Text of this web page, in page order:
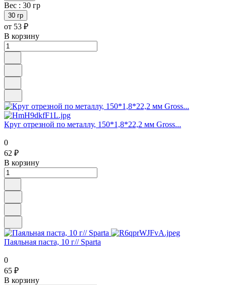
Вес : 30 гр
30 гр
от 53 ₽
В корзину
Круг отрезной по металлу, 150*1,8*22,2 мм Gross...
0
62 ₽
В корзину
Паяльная паста, 10 г// Sparta
0
65 ₽
В корзину